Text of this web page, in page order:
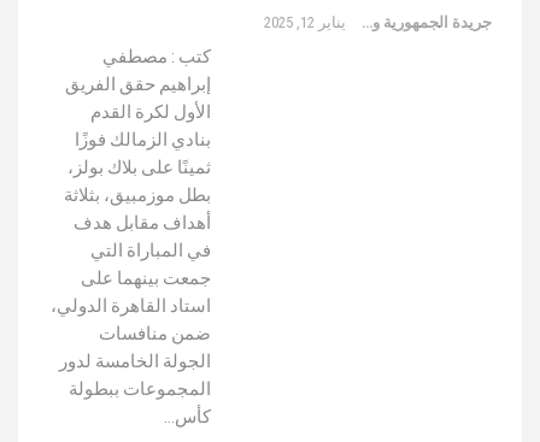
جريدة الجمهورية والعالم يناير 12, 2025
كتب : مصطفي
إبراهيم حقق الفريق
الأول لكرة القدم
بنادي الزمالك فوزًا
ثمينًا على بلاك بولز،
بطل موزمبيق، بثلاثة
أهداف مقابل هدف
في المباراة التي
جمعت بينهما على
استاد القاهرة الدولي،
ضمن منافسات
الجولة الخامسة لدور
المجموعات ببطولة
كأس…